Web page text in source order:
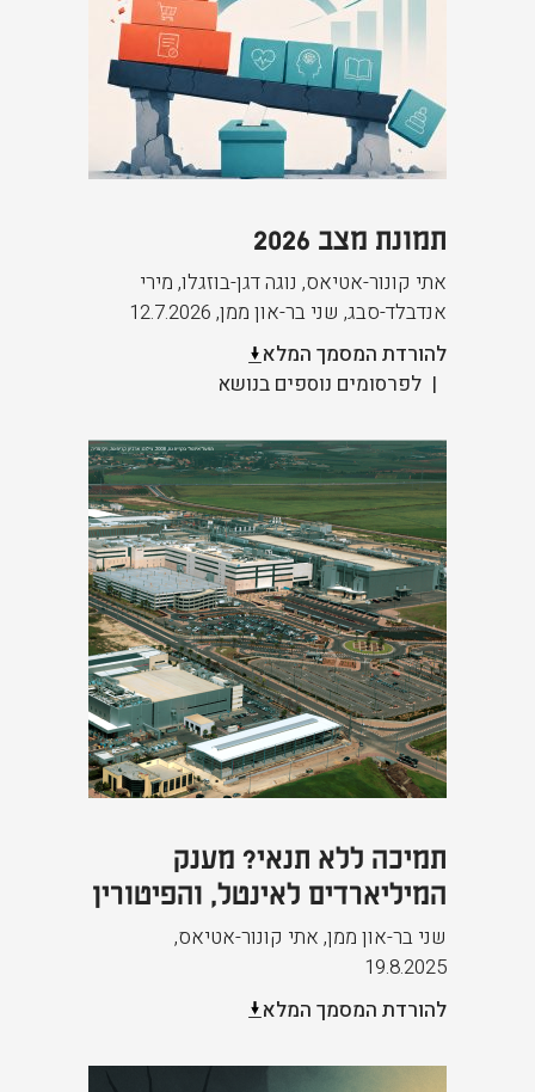
תמונת מצב 2026
אתי קונור-אטיאס, נוגה דגן-בוזגלו, מירי
אנדבלד-סבג, שני בר-און ממן,
12.7.2026
להורדת המסמך המלא
לפרסומים נוספים בנושא
תמיכה ללא תנאי? מענק
המיליארדים לאינטל, והפיטורין
שני בר-און ממן, אתי קונור-אטיאס,
19.8.2025
להורדת המסמך המלא